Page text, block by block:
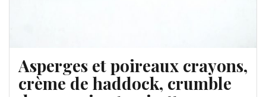
Asperges et poireaux crayons,
crème de haddock, crumble